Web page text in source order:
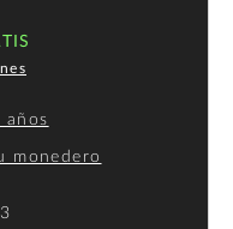
años
monedero